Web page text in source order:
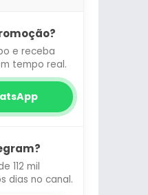
e receba
tempo real.
112 mil
dias no canal.